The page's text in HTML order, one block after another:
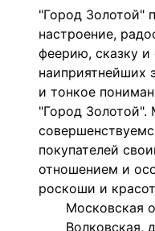
"Город Золотой"
настроение,
феерию, сказку и
наиприятнейших
и тонкое
"Город
покупателей
отношением и
роскоши и
Московская
Волковская,